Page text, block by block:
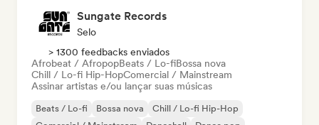
Sungate Records
Selo
> 1300 feedbacks enviados
Afrobeat / AfropopBeats / Lo-fiBossa nova
Chill / Lo-fi Hip-HopComercial / Mainstream
Assinar artistas e/ou lançar suas músicas
Beats / Lo-fi Bossa nova
Chill / Lo-fi Hip-Hop